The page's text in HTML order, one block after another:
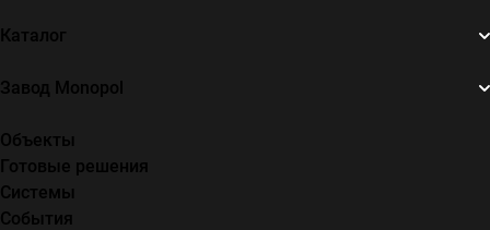
Каталог
Завод Monopol
Объекты
Готовые решения
Системы
События